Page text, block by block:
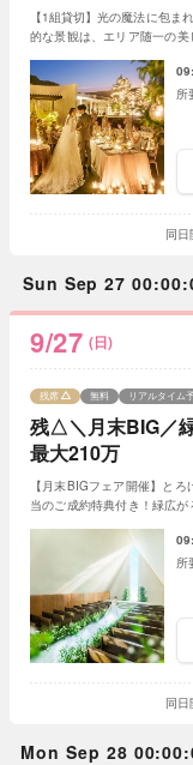
【1組貸切】光の魔法に包ま
的な景観は、エリア随一の
同
Sun Sep 27
9/27 (日)
残△＼月末BIG／
最大210万
残席 無料 リアルタイム
【月末BIGフェア開催】と
当のご成約特典付き！緑広
同
Mon Sep 28